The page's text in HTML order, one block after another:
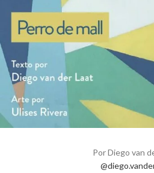
Por Diego van